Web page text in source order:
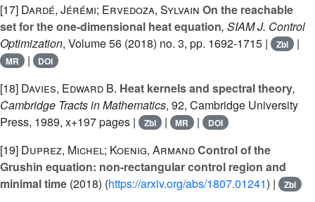
[17] Dardé, Jérémi; Ervedoza, Sylvain On the reachable
set for the one-dimensional heat equation, SIAM J. Control
Optimization, Volume 56 (2018) no. 3, pp. 1692-1715 | Zbl |
MR | DOI
[18] Davies, Edward B. Heat kernels and spectral theory,
Cambridge Tracts in Mathematics, 92, Cambridge University
Press, 1989, x+197 pages |
Zbl | MR | DOI
[19] Duprez, Michel; Koenig, ArmandControl of the
Grushin equation: non-rectangular control region and
minimal time (2018) (https://arxiv.org/abs/1807.01241) | Zbl